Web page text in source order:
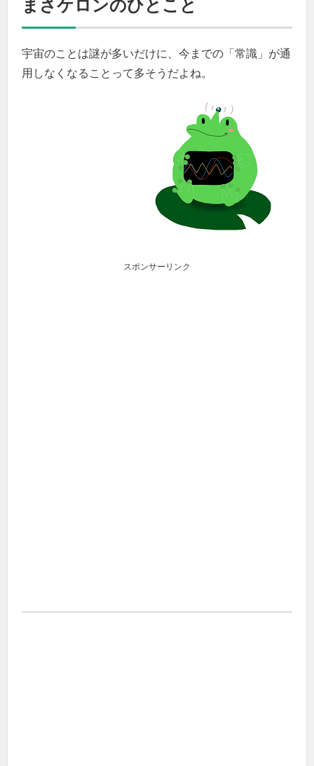
まさケロンのひとこと
宇宙のことは謎が多いだけに、今までの「常識」が通
用しなくなることって多そうだよね。
スポンサーリンク